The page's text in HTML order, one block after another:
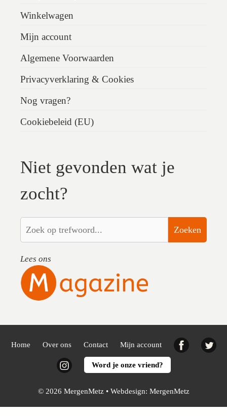
Winkelwagen
Mijn account
Algemene Voorwaarden
Privacyverklaring & Cookies
Nog vragen?
Cookiebeleid (EU)
Niet gevonden wat je
zocht?
Zoeken
Lees ons
Home Over ons Contact Mijn account Facebook
InstagramWord je onze vriend?
© 2026 MergenMetz • Webdesign: MergenMetz